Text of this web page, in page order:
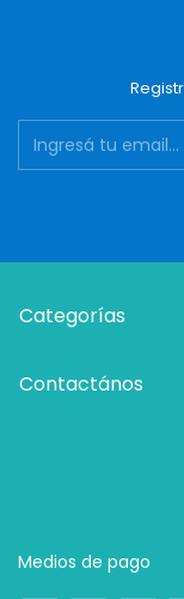
Categorías
Contactános
Medios de pago